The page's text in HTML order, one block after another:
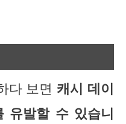
다 보면 캐시 데이
유발할 수 있습니